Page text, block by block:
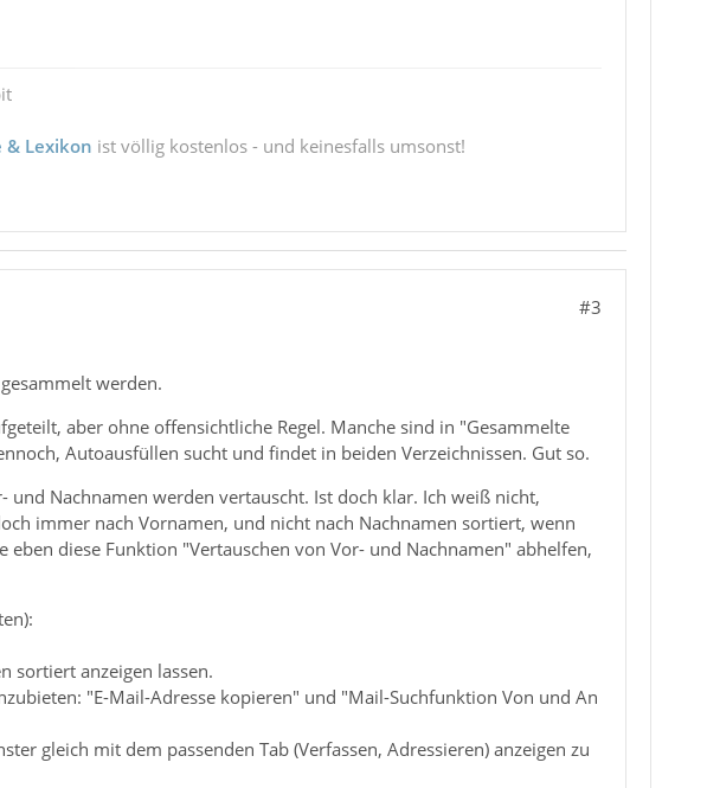
& Lexikon ist völlig kostenlos - und keinesfalls umsonst!
#3
werden.
aber ohne offensichtliche Regel. Manche sind in "Gesammelte
Autoausfüllen sucht und findet in beiden Verzeichnissen. Gut so.
und Nachnamen werden vertauscht. Ist doch klar. Ich weiß nicht,
immer nach Vornamen, und nicht nach Nachnamen sortiert, wenn
diese Funktion "Vertauschen von Vor- und Nachnamen" abhelfen,
sortiert anzeigen lassen.
"E-Mail-Adresse kopieren" und "Mail-Suchfunktion Von und An
gleich mit dem passenden Tab (Verfassen, Adressieren) anzeigen zu